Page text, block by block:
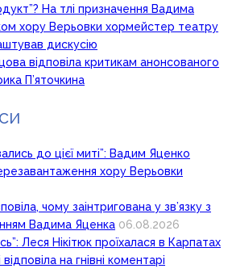
На тлі призначення Вадима
хору Верьовки хормейстер театру
дискусію
відповіла критикам анонсованого
П’яточкина
до цієї миті”: Вадим Яценко
хору Верьовки
чому заінтригована у зв’язку з
Вадима Яценка 06.08.2026
Леся Нікітюк проїхалася в Карпатах
на гнівні коментарі